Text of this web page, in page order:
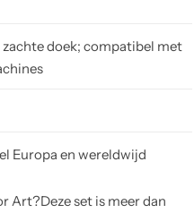
doek; compatibel met
Europa en wereldwijd
Art?Deze set is meer dan